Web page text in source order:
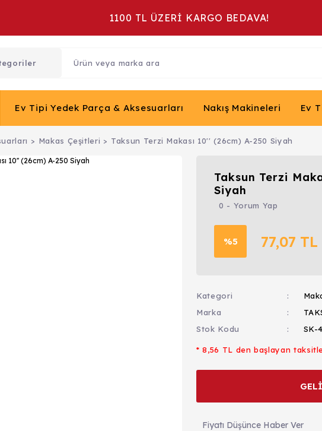
1100 TL ÜZERİ KARGO BEDAVA!
Ev Tipi Yedek Parça & Aksesuarları Nakış Makineleri Ev
Makas Çeşitleri Taksun Terzi Makası 10'' (26cm) A-250 Siyah
Taksun Terzi
Siyah
0 - Yorum Yap
%5 77,07 TL
Kategori
Marka
Stok Kodu
SK-
* 8,56 TL den başlayan
Fiyatı Düşünce Haber Ver